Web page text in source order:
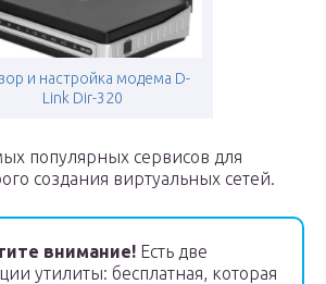
и настройка модема D-
Link Dir-320
популярных сервисов для
создания виртуальных сетей.
внимание! Есть две
утилиты: бесплатная, которая